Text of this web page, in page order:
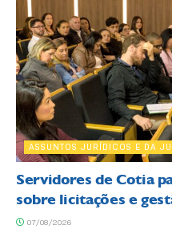
ASSUNTOS JURÍDICOS E DA
Servidores de Cotia
sobre licitações e
07/08/2026